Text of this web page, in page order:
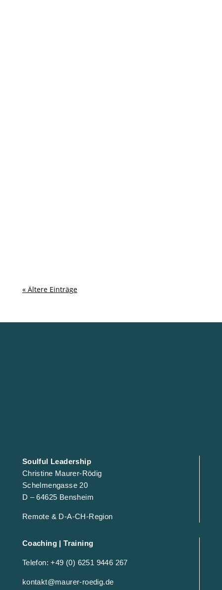
« Ältere Einträge
Soulful Leadership
Christine Maurer-Rödig
Schelmengasse 20
D – 64625 Bensheim
Remote & D-A-CH-Region
Coaching | Training
Telefon: +49 (0) 6251 9446 267
kontakt@maurer-roedig.de